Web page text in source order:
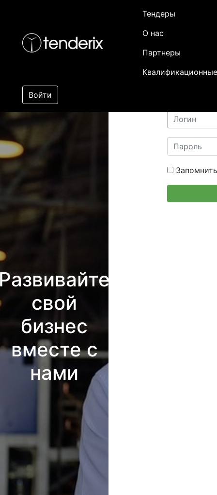
Тендеры
О нас
Партнеры
Войти
свой
бизнес
вместе с
нами